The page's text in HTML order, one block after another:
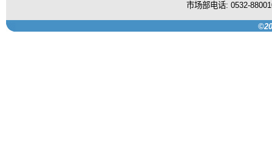
市场部电话: 0532-